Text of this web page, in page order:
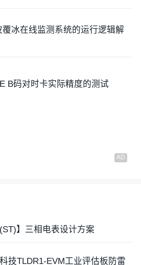
覆冰在线监测系统的运行逻辑解
B码对时卡实际精度的测试
】三相电表设计方案
技TLDR1-EVM工业评估板防雷